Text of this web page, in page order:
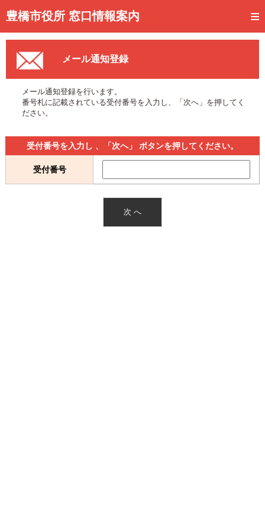
豊橋市役所 窓口情報案内
トップページ
事前予約
予約状況確認
窓口混雑状況
待ち状況確認
メール通知登録
メール通知登録
メール通知登録を行います。
番号札に記載されている受付番号を入力し、「次へ」を押してく
ださい。
受付番号を入力し 、「次へ」 ボタンを押してください。
受付番号